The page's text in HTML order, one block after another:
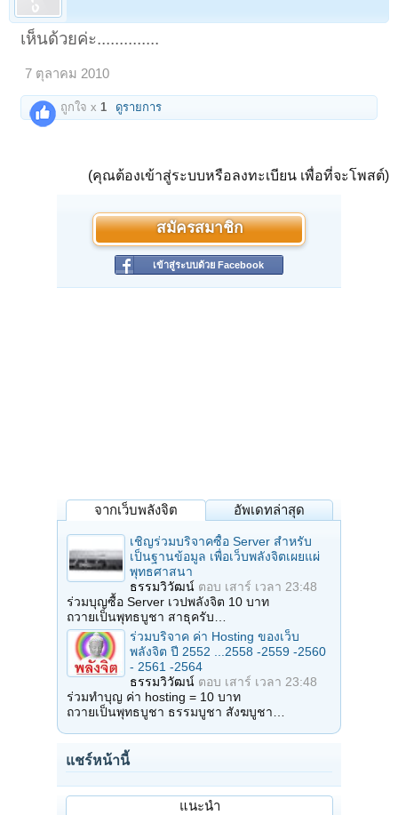
เห็นด้วยค่ะ..............
7 ตุลาคม 2010
ถูกใจ x1 ดูรายการ
(คุณต้องเข้าสู่ระบบหรือลงทะเบียน เพื่อที่จะโพสต์)
สมัครสมาชิก
เข้าสู่ระบบด้วย Facebook
จากเว็บพลังจิต อัพเดทล่าสุด
เชิญร่วมบริจาคซื้อ Server สำหรับ
เป็นฐานข้อมูล เพื่อเว็บพลังจิตเผยแผ่
พุทธศาสนา
ธรรมวิวัฒน์ ตอบ เสาร์ เวลา 23:48
ร่วมบุญซื้อ Server เวปพลังจิต 10 บาท
ถวายเป็นพุทธบูชา สาธุครับ…
ร่วมบริจาค ค่า Hosting ของเว็บ
พลังจิต ปี 2552 ...2558 -2559 -2560
- 2561 -2564
ธรรมวิวัฒน์ ตอบ เสาร์ เวลา 23:48
ร่วมทำบุญ ค่า hosting = 10 บาท
ถวายเป็นพุทธบูชา ธรรมบูชา สังฆบูชา…
แชร์หน้านี้
แนะนำ